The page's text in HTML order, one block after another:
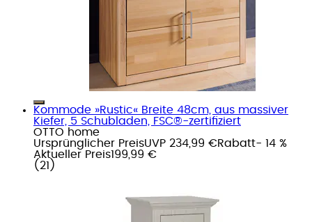
Kommode »Rustic« Breite 48cm, aus massiver
Kiefer, 5 Schubladen, FSC®-zertifiziert
OTTO home
Ursprünglicher PreisUVP 234,99 €Rabatt- 14 %
Aktueller Preis199,99 €
( 21 )